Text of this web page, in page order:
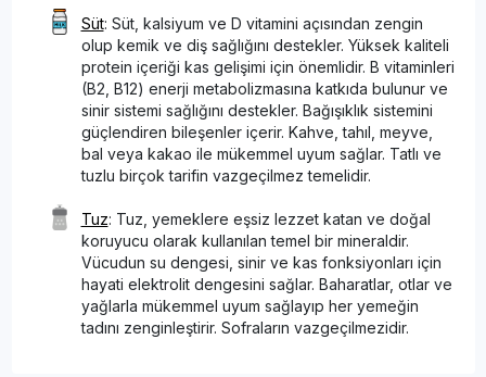
Süt: Süt, kalsiyum ve D vitamini açısından zengin
olup kemik ve diş sağlığını destekler. Yüksek kaliteli
protein içeriği kas gelişimi için önemlidir. B vitaminleri
(B2, B12) enerji metabolizmasına katkıda bulunur ve
sinir sistemi sağlığını destekler. Bağışıklık sistemini
güçlendiren bileşenler içerir. Kahve, tahıl, meyve,
bal veya kakao ile mükemmel uyum sağlar. Tatlı ve
tuzlu birçok tarifin vazgeçilmez temelidir.
Tuz: Tuz, yemeklere eşsiz lezzet katan ve doğal
koruyucu olarak kullanılan temel bir mineraldir.
Vücudun su dengesi, sinir ve kas fonksiyonları için
hayati elektrolit dengesini sağlar. Baharatlar, otlar ve
yağlarla mükemmel uyum sağlayıp her yemeğin
tadını zenginleştirir. Sofraların vazgeçilmezidir.